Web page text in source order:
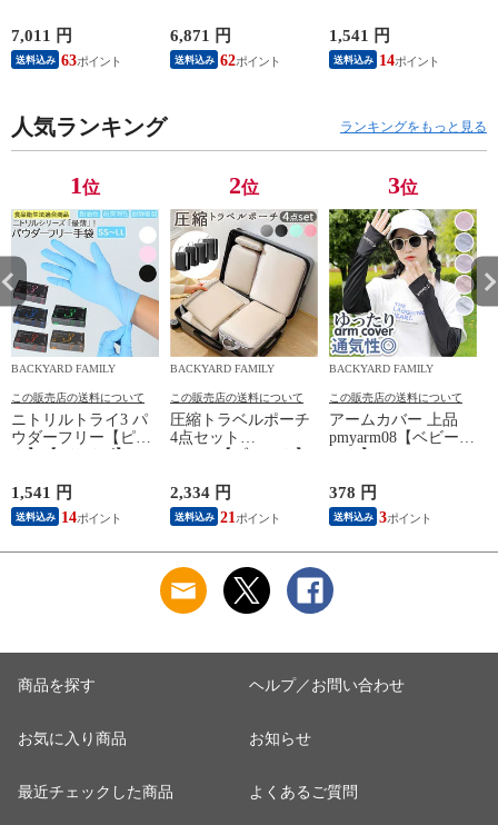
ン】
7,011 円
送料込み 63
6,871 円
送料込み 62
1,541 円
送料込み 14
人気ランキング ランキングをもっと見る
1位
BACKYARD FAMILY
この販売店の送料について
ニトリルトライ3 パ
ウダーフリー【ピン
1,541 円
送料込み 14
2位
BACKYARD FAMILY
この販売店の送料について
圧縮トラベルポーチ
4点セット
2,334 円
送料込み 21
3位
BACKYARD FAMILY
この販売店の送料について
アームカバー 上品
pmyarm08【ベビーピ
378 円
送料込み 3
商品を探す
お気に入り商品
最近チェックした商品
ヘルプ／お問い合わせ
お知らせ
よくあるご質問